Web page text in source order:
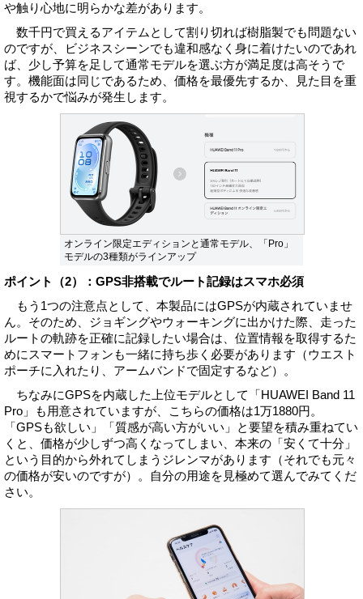
や触り心地に明らかな差があります。
数千円で買えるアイテムとして割り切れば樹脂製でも問題ない
のですが、ビジネスシーンでも違和感なく身に着けたいのであれ
ば、少し予算を足して通常モデルを選ぶ方が満足度は高そうで
す。機能面は同じであるため、価格を最優先するか、見た目を重
視するかで悩みが発生します。
オンライン限定エディションと通常モデル、「Pro」
モデルの3種類がラインアップ
ポイント（2）：GPS非搭載でルート記録はスマホ必須
もう1つの注意点として、本製品にはGPSが内蔵されていませ
ん。そのため、ジョギングやウォーキングに出かけた際、走った
ルートの軌跡を正確に記録したい場合は、位置情報を取得するた
めにスマートフォンも一緒に持ち歩く必要があります（ウエスト
ポーチに入れたり、アームバンドで固定するなど）。
ちなみにGPSを内蔵した上位モデルとして「HUAWEI Band 11
Pro」も用意されていますが、こちらの価格は1万1880円。
「GPSも欲しい」「質感が高い方がいい」と要望を積み重ねてい
くと、価格が少しずつ高くなってしまい、本来の「安くて十分」
という目的から外れてしまうジレンマがあります（それでも元々
の価格が安いのですが）。自分の用途を見極めて選んでみてくだ
さい。